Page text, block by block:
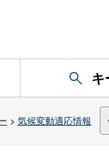
キ
> 気候変動適応情報